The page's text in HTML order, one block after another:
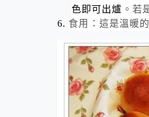
色即可出爐 。若
6. 食用：這是溫暖